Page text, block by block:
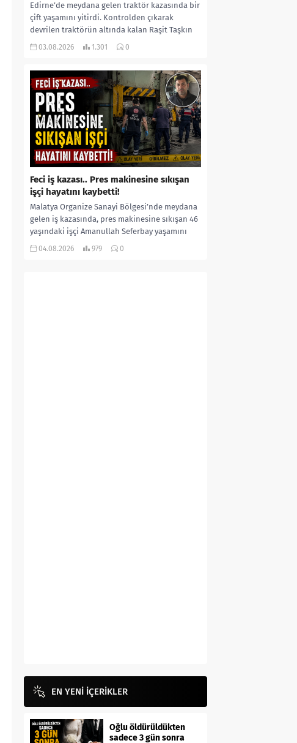
Edirne’de meydana gelen traktör kazasında bir
çift yaşamını yitirdi. Kontrolden çıkarak
devrilen traktörün altında kalan Raşit Taşkın
ile eşi Fatma...
03.08.2026 1.301 0
Feci iş kazası.. Pres makinesine sıkışan
işçi hayatını kaybetti!
Malatya Organize Sanayi Bölgesi’nde meydana
gelen iş kazasında, pres makinesine sıkışan 46
yaşındaki işçi Amanullah Seferbay yaşamını
yitirdi. Olayla ilgili...
04.08.2026 979 0
EN YENİ İÇERİKLER
Oğlu öldürüldükten
sadece 3 gün sonra